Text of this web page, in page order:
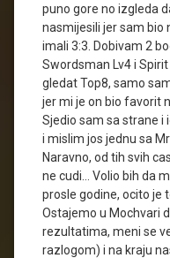
puno gore no izgleda
nasmijesili jer sam bio
imali 3:3. Dobivam 2
Swordsman Lv4 i
gledat Top8, samo
jer mi je on bio favorit
Sjedio sam sa strane i
i mislim jos jednu sa
Naravno, od tih svih
ne cudi… Volio bih da
prosle godine, ocito je
Ostajemo u Mochvari
rezultatima, meni se
razlogom) i na kraju